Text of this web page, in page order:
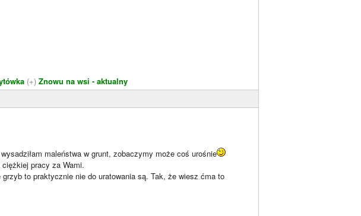
(+) Znowu na wsi - aktualny
maleństwa w grunt, zobaczymy może coś urośnie
ciężkiej pracy za Wami.
to praktycznie nie do uratowania są. Tak, że wiesz ćma to